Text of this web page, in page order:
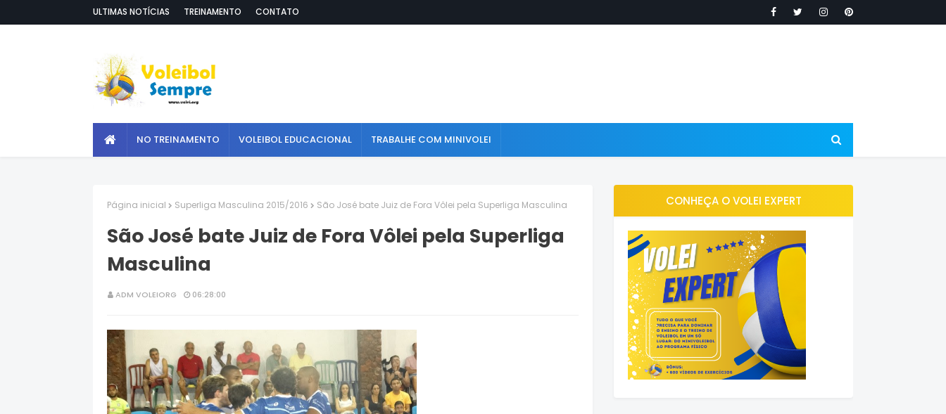
ULTIMAS NOTÍCIAS TREINAMENTO CONTATO
NO TREINAMENTO VOLEIBOL EDUCACIONAL TRABALHE COM MINIVOLEI
Página inicial Superliga Masculina 2015/2016 São José bate Juiz de Fora Vôlei pela Superliga Masculina
São José bate Juiz de Fora Vôlei pela Superliga
Masculina
ADM VOLEIORG 06:28:00
CONHEÇA O VOLEI EXPERT